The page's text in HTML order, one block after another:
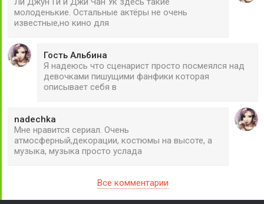
молоденькие. Остальные актёры не очень
известные,но кино для
Гость Альбина
Я надеюсь что сценарист просто посмеялся над
девочками пишущими фанфики которая
описывает себя в
nadechka
Мне нравится сериал. Очень
атмосферный,декорации, костюмы на высоте, а
музыка, музыка просто услада
Все комментарии